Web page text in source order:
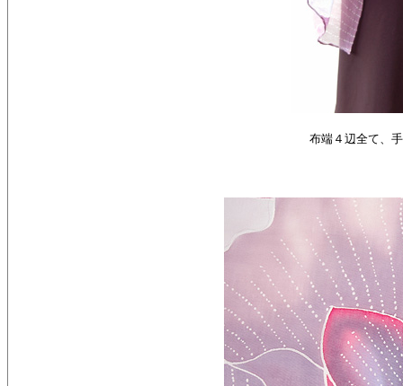
布端４辺全て、